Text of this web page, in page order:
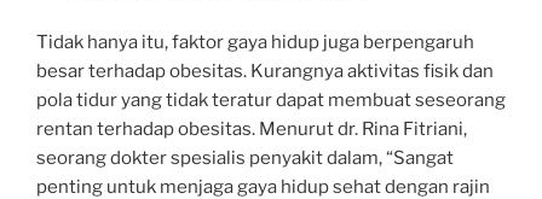
Tidak hanya itu, faktor gaya hidup juga berpengaruh
besar terhadap obesitas. Kurangnya aktivitas fisik dan
pola tidur yang tidak teratur dapat membuat seseorang
rentan terhadap obesitas. Menurut dr. Rina Fitriani,
seorang dokter spesialis penyakit dalam, “Sangat
penting untuk menjaga gaya hidup sehat dengan rajin